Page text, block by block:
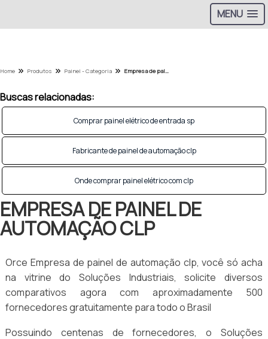
MENU
Home Produtos Painel - Categoria Empresa de painel de automação clp
Buscas relacionadas:
Comprar painel elétrico de entrada sp
Fabricante de painel de automação clp
Onde comprar painel elétrico com clp
EMPRESA DE PAINEL DE
AUTOMAÇÃO CLP
Orce Empresa de painel de automação clp, você só acha
na vitrine do Soluções Industriais, solicite diversos
comparativos agora com aproximadamente 500
fornecedores gratuitamente para todo o Brasil
Possuindo centenas de fornecedores, o Soluções